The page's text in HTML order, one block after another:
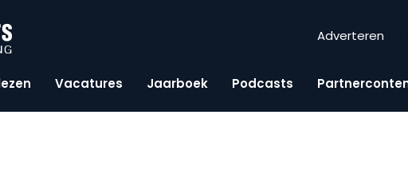
Adverteren
Vacatures Jaarboek Podcasts